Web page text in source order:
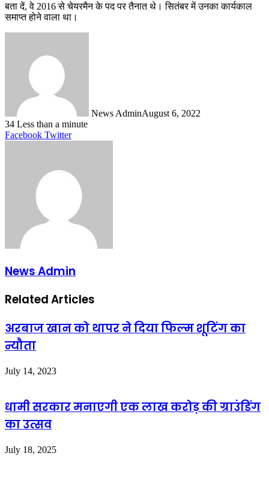
बता दें, वे 2016 से चेयरमैन के पद पर तैनात थे। सितंबर में उनका कार्यकाल
समाप्त होने वाला था।
News AdminAugust 6, 2022
34 Less than a minute
Facebook TwitterLinkedIn
Tumblr
Pinterest
Reddit
VKontakte
Share
Print
News Admin
Related Articles
अरबाज खान को थापर ने दिया फिल्म शूटिंग का
न्यौता
July 14, 2023
धामी सरकार मनाएगी एक लाख करोड़ की ग्राउंडिंग
का उत्सव
July 18, 2025